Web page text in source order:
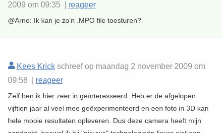
2009 om 09:35 | reageer
@Arno: Ik kan je zo'n .MPO file toesturen?
Kees Krickschreef op maandag 2 november 2009 om
09:58 | reageer
Zelf ben ik hier zeer in geïnteresseerd. Heb er de afgelopen
vijftien jaar al veel mee geëxperimenteerd en een foto in 3D kan
hele mooie resultaten opleveren. Dus deze camera heeft mijn